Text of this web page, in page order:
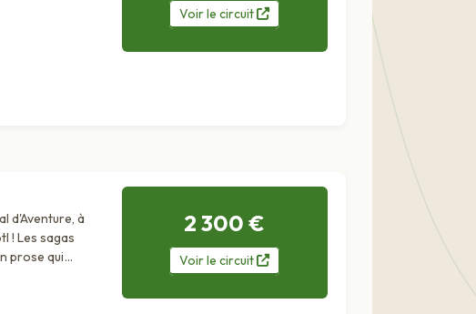
Voirle circuit
d'Aventure, à
! Les sagas
prose qui
2 300 €
Voirle circuit